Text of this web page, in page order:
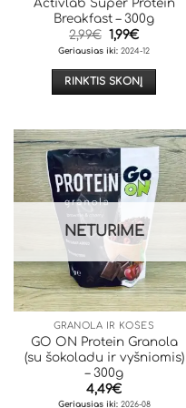
Activlab Super Protein
Breakfast – 300g
2,99€ Original
price
was:
2,99€.
1,99€Current
price
is:
1,99€.
Geriausias iki: 2024-12
RINKTIS SKONĮ
has
multiple
variants.
The
options
may
be
chosen
on
the
product
page
NETURIME
GRANOLA IR KOŠĖS
GO ON Protein Granola
(su šokoladu ir vyšniomis)
– 300g
4,49€
Geriausias iki:2026-08